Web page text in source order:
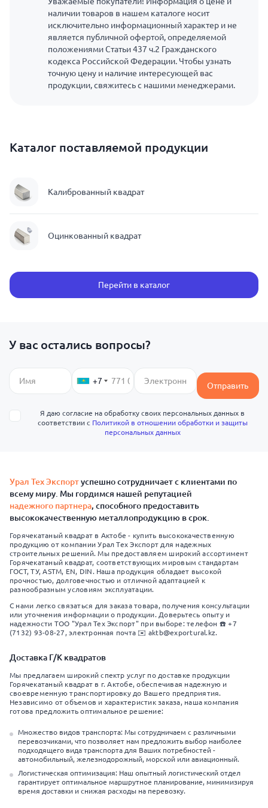
наличии товаров в нашем каталоге носит
исключительно информационный характер и не
является публичной офертой, определяемой
положениями Статьи 437 ч.2 Гражданского
кодекса Российской Федерации. Чтобы узнать
точную цену и наличие интересующей вас
продукции, свяжитесь с нашими менеджерами.
Каталог поставляемой продукции
Калиброванный квадрат
Оцинкованный квадрат
Перейти в каталог
У вас остались вопросы?
+7 Отправить
Я даю согласие на обработку своих персональных данных в
соответствии с Политикой в отношении обработки и защиты
персональных данных
Урал Тех Экспортуспешно сотрудничает с клиентами по
всему миру. Мы гордимся нашей репутацией
надежного партнера, способного предоставить
высококачественную металлопродукцию в срок.
Горячекатаный квадрат в Актобе - купить высококачественную
продукцию от компании Урал Тех Экспорт для надежных
строительных решений. Мы предоставляем широкий ассортимент
Горячекатаный квадрат, соответствующих мировым стандартам
ГОСТ, ТУ, ASTM, EN, DIN. Наша продукция обладает высокой
прочностью, долговечностью и отличной адаптацией к
разнообразным условиям эксплуатации.
С нами легко связаться для заказа товара, получения консультации
или уточнения информации о продукции. Доверьтесь опыту и
надежности ТОО "Урал Тех Экспорт" при выборе: телефон ☎️ +7
(7132) 93-08-27, электронная почта ✉️ aktb@exportural.kz.
Доставка Г/К квадратов
Мы предлагаем широкий спектр услуг по доставке продукции
Горячекатаный квадрат в г. Актобе, обеспечивая надежную и
своевременную транспортировку до Вашего предприятия.
Независимо от объемов и характеристик заказа, наша компания
готова предложить оптимальное решение:
Множество видов транспорта: Мы сотрудничаем с различными
перевозчиками, что позволяет нам предложить выбор наиболее
подходящего вида транспорта для Ваших потребностей -
автомобильный, железнодорожный, морской или авиационный.
Логистическая оптимизация: Наш опытный логистический отдел
гарантирует оптимальное маршрутное планирование, минимизируя
время доставки и снижая расходы на перевозку.